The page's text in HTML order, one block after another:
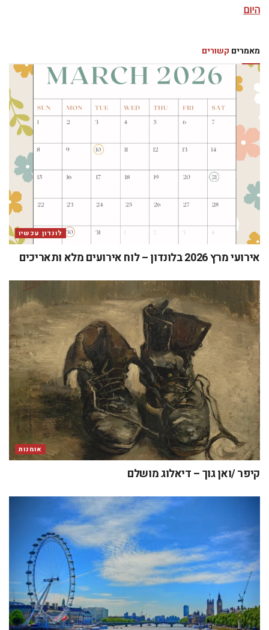
היום
מאמרים קשורים
לונדון עכשיו
אירועי מרץ 2026 בלונדון – לוח אירועים מלא ותאריכים
אומנות
קיפר /ואן גוך – דיאלוג מושלם